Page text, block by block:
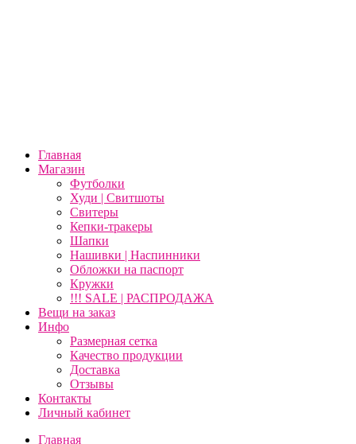
Главная
Магазин
Футболки
Худи | Свитшоты
Свитеры
Кепки-тракеры
Шапки
Нашивки | Наспинники
Обложки на паспорт
Кружки
!!! SALE | РАСПРОДАЖА
Вещи на заказ
Инфо
Размерная сетка
Качество продукции
Доставка
Отзывы
Контакты
Личный кабинет
Главная